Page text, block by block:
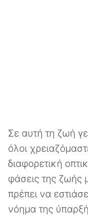
Σε αυτή τη ζωή
όλοι
διαφορετική
φάσεις της ζωής
πρέπει να
νόημα της